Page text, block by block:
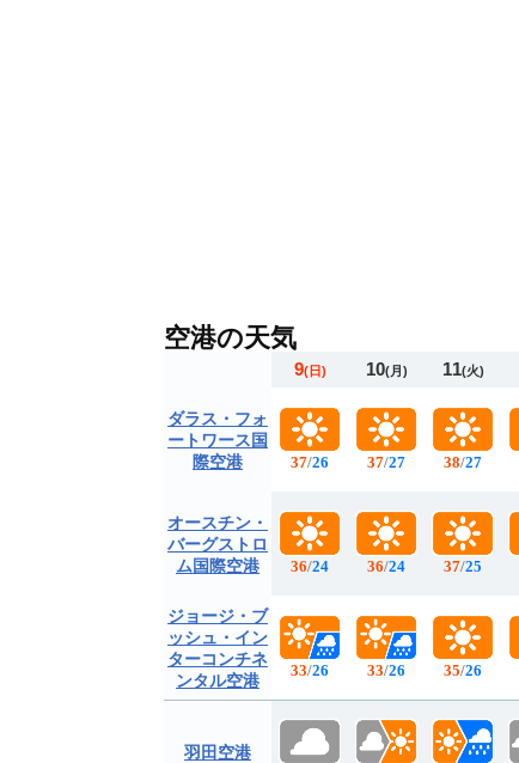
空港の天気
ダラス・フォ
ートワース国
際空港
オースチン・
バーグストロ
ム国際空港
ジョージ・ブ
ッシュ・イン
ターコンチネ
ンタル空港
羽田空港
9(日)
37/26
36/24
33/26
10(月)
37/27
36/24
33/26
11(火)
38/27
37/25
35/26